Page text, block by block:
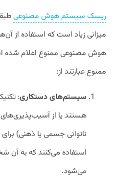
ریسک سیستم هوش مصنوعی
میزانی زیاد است که استفاده از
هوش مصنوعی ممنوع اعلام شده
ممنوع عبارتند از:
سیستم‌های دستکاری:
هستند یا از
ناتوانی جسمی یا ذهنی)
استفاده می‌کنند که به
می‌شود.